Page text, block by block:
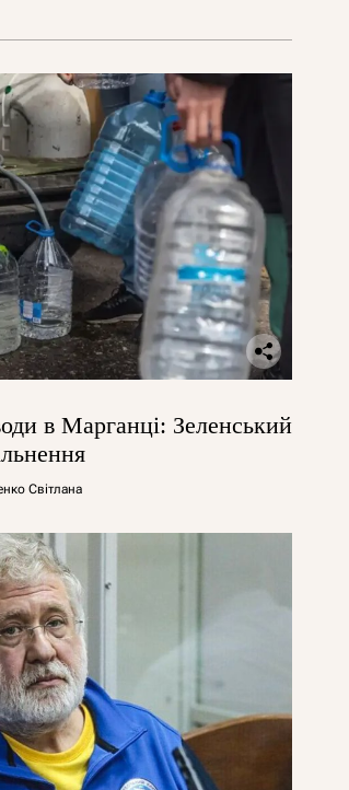
в Марганці: Зеленський
Світлана